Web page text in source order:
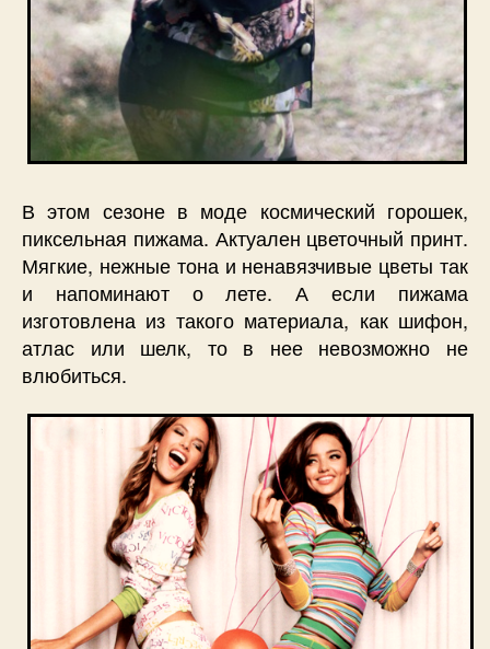
В этом сезоне в моде космический горошек,
пиксельная пижама. Актуален цветочный принт.
Мягкие, нежные тона и ненавязчивые цветы так
и напоминают о лете. А если пижама
изготовлена из такого материала, как шифон,
атлас или шелк, то в нее невозможно не
влюбиться.